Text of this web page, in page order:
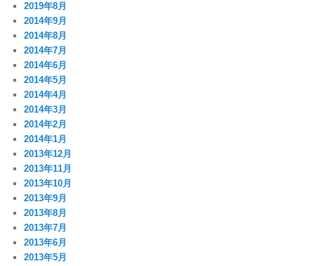
2019年8月
2014年9月
2014年8月
2014年7月
2014年6月
2014年5月
2014年4月
2014年3月
2014年2月
2014年1月
2013年12月
2013年11月
2013年10月
2013年9月
2013年8月
2013年7月
2013年6月
2013年5月